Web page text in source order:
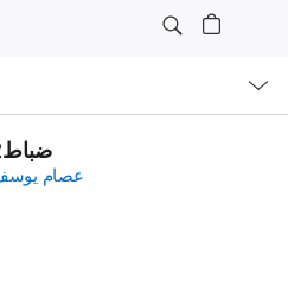
2ضباط
عصام